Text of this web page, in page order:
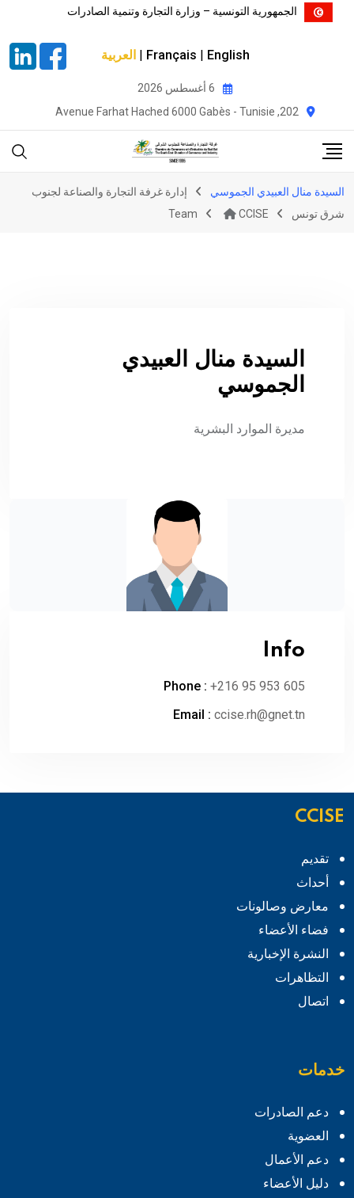
الجمهورية التونسية – وزارة التجارة وتنمية الصادرات
Français English
العربية
6 أغسطس 2026
202, Avenue Farhat Hached 6000 Gabès - Tunisie
السيدة منال العبيدي الجموسي
إدارة غرفة التجارة والصناعة لجنوب
شرق تونس
Team CCISE
السيدة منال العبيدي
الجموسي
مديرة الموارد البشرية
Info
Phone : +216 95 953 605
Email : ccise.rh@gnet.tn
CCISE
تقديم
أحداث
معارض وصالونات
فضاء الأعضاء
النشرة الإخبارية
التظاهرات
اتصال
خدمات
دعم الصادرات
العضوية
دعم الأعمال
دليل الأعضاء